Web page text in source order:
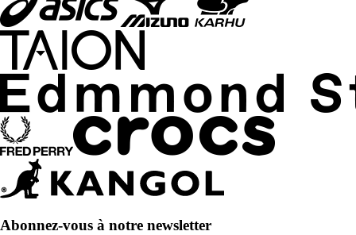
Abonnez-vous à notre newsletter